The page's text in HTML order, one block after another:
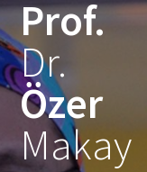
Prof.
Dr.
Özer
Makay